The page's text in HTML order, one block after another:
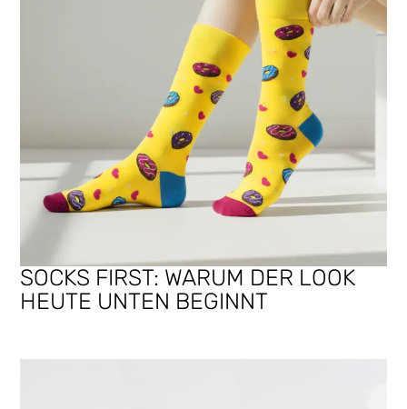
SOCKS FIRST: WARUM DER LOOK
HEUTE UNTEN BEGINNT